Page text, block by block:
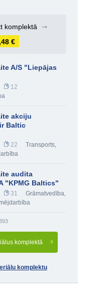
komplektā
➞
€
A/S "Liepājas
12
akciju
Baltic
22
Transports,
audita
"KPMG Baltics"
31 Grāmatvedība,
komplektā
komplektu